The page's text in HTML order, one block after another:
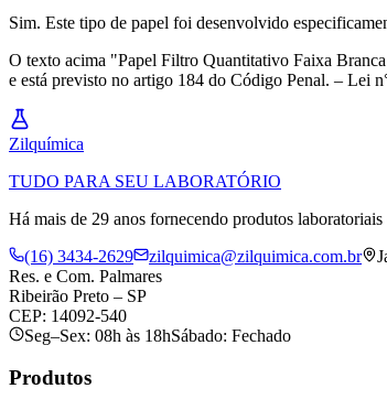
Sim. Este tipo de papel foi desenvolvido
O texto acima "Papel Filtro Quantitativo Faixa
e está previsto no artigo 184 do Código Penal. – Lei
Zilquímica
TUDO PARA SEU LABORATÓRIO
Há mais de 29 anos fornecendo produtos
(16) 3434-2629
zilquimica@zilquimica.com.br
Res. e Com. Palmares
Ribeirão Preto – SP
CEP: 14092-540
Seg–Sex: 08h às 18hSábado: Fechado
Produtos